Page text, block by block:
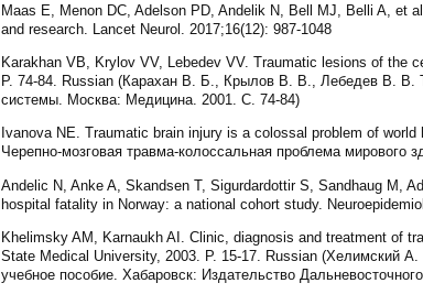
Maas E, Menon DC, Adelson PD, Andelik N, Bell MJ, Belli A, et
and research. Lancet Neurol. 2017;16(12): 987-1048
Karakhan VB, Krylov VV, Lebedev VV. Traumatic lesions of the
P. 74-84. Russian (Карахан В. Б., Крылов В. В., Лебедев В. В.
системы. Москва: Медицина. 2001. С. 74-84)
Ivanova NE. Traumatic brain injury is a colossal problem of
Черепно-мозговая травма-колоссальная проблема
Andelic N, Anke A, Skandsen T, Sigurdardottir S, Sandhaug M,
hospital fatality in Norway: a national cohort study.
Khelimsky AM, Karnaukh AI. Clinic, diagnosis and treatment of
State Medical University, 2003. P. 15-17. Russian (Хелимский
учебное пособие. Хабаровск: Издательство